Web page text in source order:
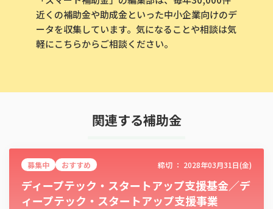
この補助金の情報をPDFダウンロード
お名前
近くの補助金や助成金といった中小企業向けのデ
ータを収集しています。気になることや相談は気
軽にこちらからご相談ください。
関連する補助金
募集中 おすすめ 締切 ： 2028年03月31日(金)
ディープテック・スタートアップ支援基金／デ
ィープテック・スタートアップ支援事業